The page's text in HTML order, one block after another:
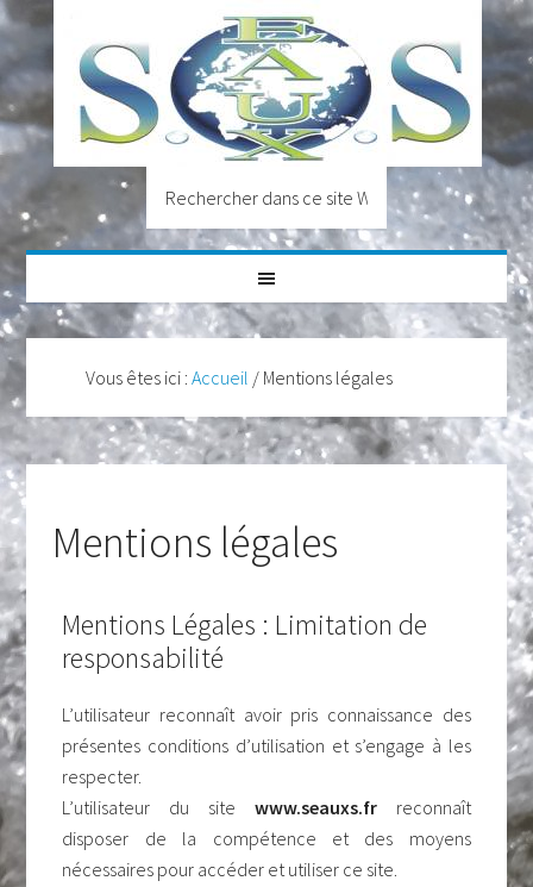
Vous êtes ici :Accueil / Mentions légales
Mentions légales
Mentions Légales : Limitation de
responsabilité
L’utilisateur reconnaît avoir pris connaissance des
présentes conditions d’utilisation et s’engage à les
respecter.
L’utilisateur du site www.seauxs.frreconnaît
disposer de la compétence et des moyens
nécessaires pour accéder et utiliser ce site.